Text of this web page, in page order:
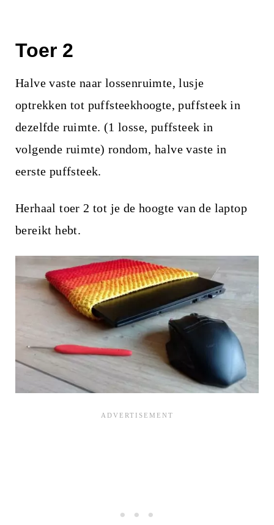
Toer 2
Halve vaste naar lossenruimte, lusje
optrekken tot puffsteekhoogte, puffsteek in
dezelfde ruimte. (1 losse, puffsteek in
volgende ruimte) rondom, halve vaste in
eerste puffsteek.
Herhaal toer 2 tot je de hoogte van de laptop
bereikt hebt.